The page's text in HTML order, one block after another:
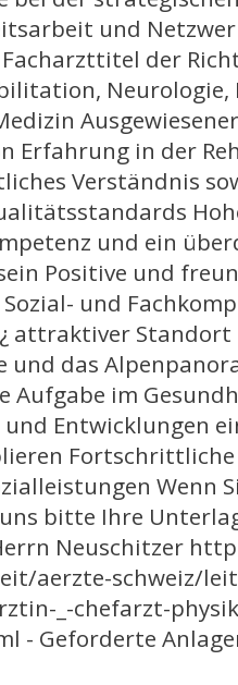
und
der
Neurologie,
Erfahrung in der
Verständnis
und ein
Positive und
und
attraktiver
und das
Aufgabe im
Entwicklungen
Wenn
bitte Ihre
Neuschitzer
aerzte-schweiz/
_-chefarzt-
- Geforderte